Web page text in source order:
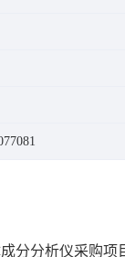
分分析仪采购项